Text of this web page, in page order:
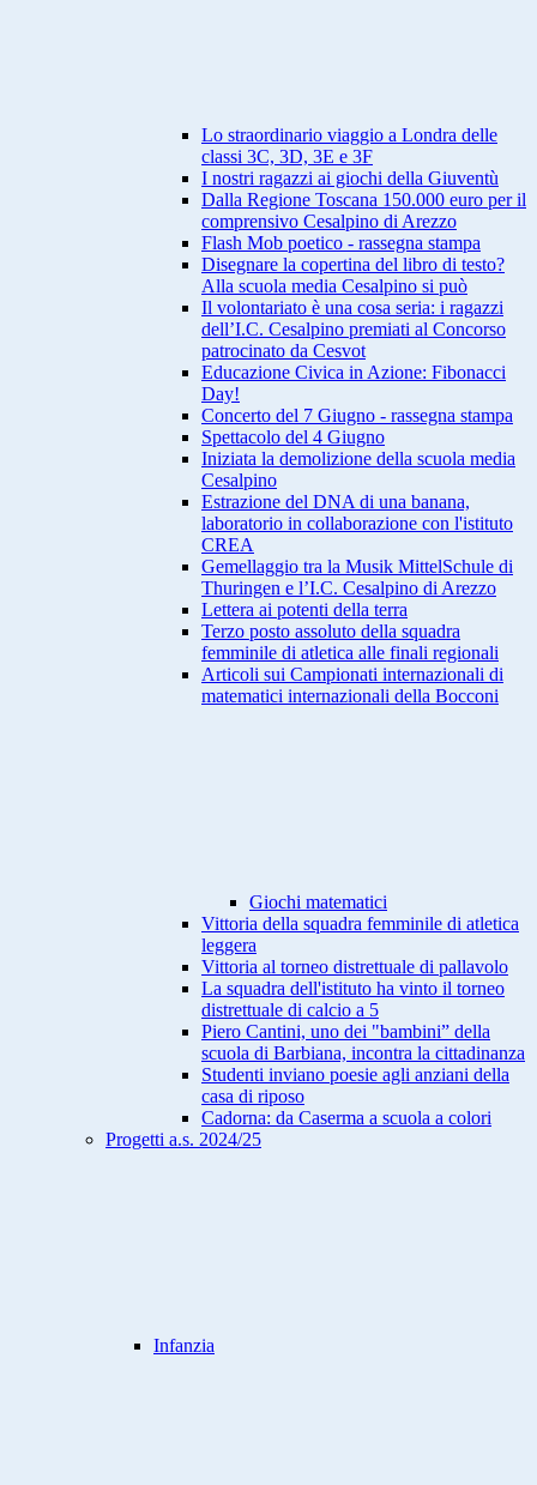
Lo straordinario viaggio a Londra delle
classi 3C, 3D, 3E e 3F
I nostri ragazzi ai giochi della Giuventù
Dalla Regione Toscana 150.000 euro per il
comprensivo Cesalpino di Arezzo
Flash Mob poetico - rassegna stampa
Disegnare la copertina del libro di testo?
Alla scuola media Cesalpino si può
Il volontariato è una cosa seria: i ragazzi
dell’I.C. Cesalpino premiati al Concorso
patrocinato da Cesvot
Educazione Civica in Azione: Fibonacci
Day!
Concerto del 7 Giugno - rassegna stampa
Spettacolo del 4 Giugno
Iniziata la demolizione della scuola media
Cesalpino
Estrazione del DNA di una banana,
laboratorio in collaborazione con l'istituto
CREA
Gemellaggio tra la Musik MittelSchule di
Thuringen e l’I.C. Cesalpino di Arezzo
Lettera ai potenti della terra
Terzo posto assoluto della squadra
femminile di atletica alle finali regionali
Articoli sui Campionati internazionali di
matematici internazionali della Bocconi
Giochi matematici
Vittoria della squadra femminile di atletica
leggera
Vittoria al torneo distrettuale di pallavolo
La squadra dell'istituto ha vinto il torneo
distrettuale di calcio a 5
Piero Cantini, uno dei "bambini” della
scuola di Barbiana, incontra la cittadinanza
Studenti inviano poesie agli anziani della
casa di riposo
Cadorna: da Caserma a scuola a colori
Progetti a.s. 2024/25
Infanzia